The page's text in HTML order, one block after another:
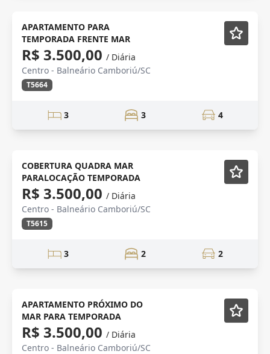
ALTO PADRÃO Mobiliado
APARTAMENTO PARA
TEMPORADA FRENTE MAR
R$ 3.500,00 / Diária
Centro - Balneário Camboriú/SC
T5664
3 3 4
LINDA VISTA Mobiliado
COBERTURA QUADRA MAR
PARALOCAÇÃO TEMPORADA
R$ 3.500,00 / Diária
Centro - Balneário Camboriú/SC
T5615
3 2 2
LOCAÇÃO Mobiliado
APARTAMENTO PRÓXIMO DO
MAR PARA TEMPORADA
R$ 3.500,00 / Diária
Centro - Balneário Camboriú/SC